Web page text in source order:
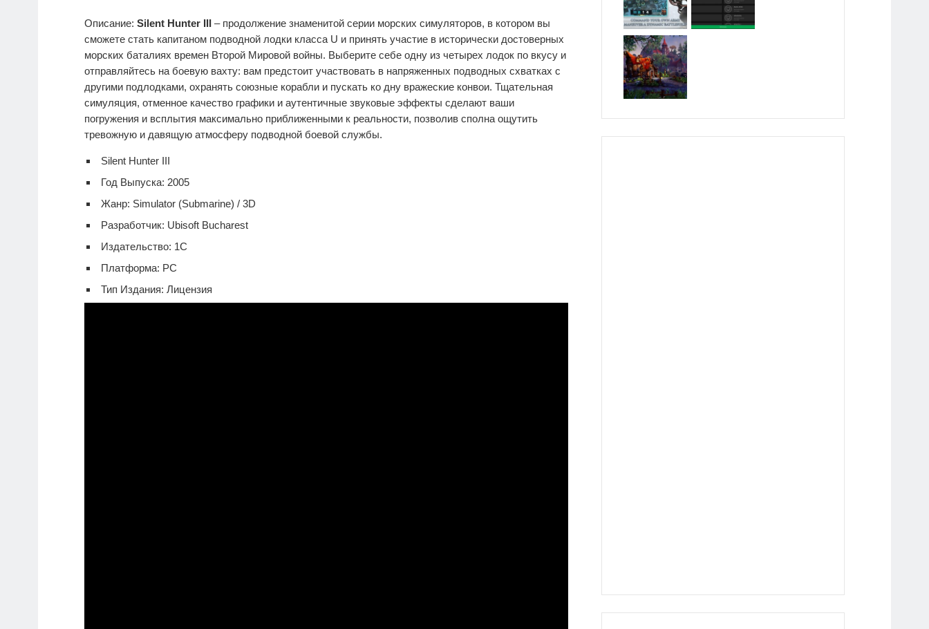
Описание: Silent Hunter III – продолжение знаменитой серии морских симуляторов, в котором вы
сможете стать капитаном подводной лодки класса U и принять участие в исторически достоверных
морских баталиях времен Второй Мировой войны. Выберите себе одну из четырех лодок по вкусу и
отправляйтесь на боевую вахту: вам предстоит участвовать в напряженных подводных схватках с
другими подлодками, охранять союзные корабли и пускать ко дну вражеские конвои. Тщательная
симуляция, отменное качество графики и аутентичные звуковые эффекты сделают ваши
погружения и всплытия максимально приближенными к реальности, позволив сполна ощутить
тревожную и давящую атмосферу подводной боевой службы.
Silent Hunter III
Год Выпуска: 2005
Жанр: Simulator (Submarine) / 3D
Разработчик: Ubisoft Bucharest
Издательство: 1C
Платформа: PC
Тип Издания: Лицензия